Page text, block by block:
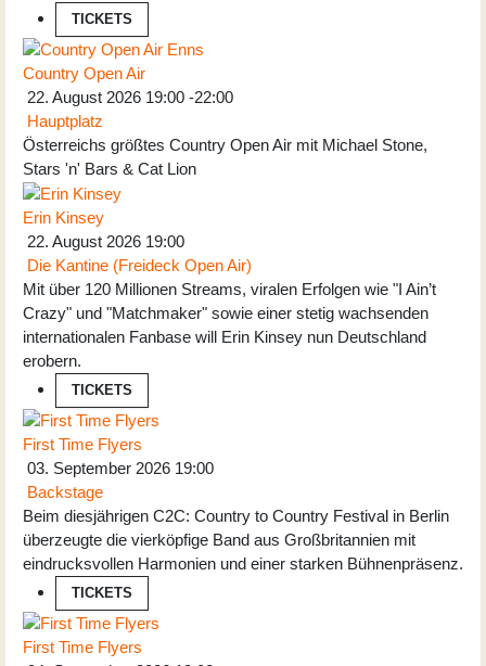
TICKETS
Country Open Air
22. August 2026 19:00 -22:00
Hauptplatz
Österreichs größtes Country Open Air mit Michael Stone,
Stars 'n' Bars & Cat Lion
Erin Kinsey
22. August 2026 19:00
Die Kantine (Freideck Open Air)
Mit über 120 Millionen Streams, viralen Erfolgen wie "I Ain’t
Crazy" und "Matchmaker" sowie einer stetig wachsenden
internationalen Fanbase will Erin Kinsey nun Deutschland
erobern.
TICKETS
First Time Flyers
03. September 2026 19:00
Backstage
Beim diesjährigen C2C: Country to Country Festival in Berlin
überzeugte die vierköpfige Band aus Großbritannien mit
eindrucksvollen Harmonien und einer starken Bühnenpräsenz.
TICKETS
First Time Flyers